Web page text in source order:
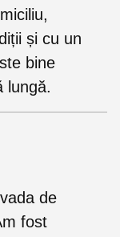
și cu un
bine
lungă.
de
fost